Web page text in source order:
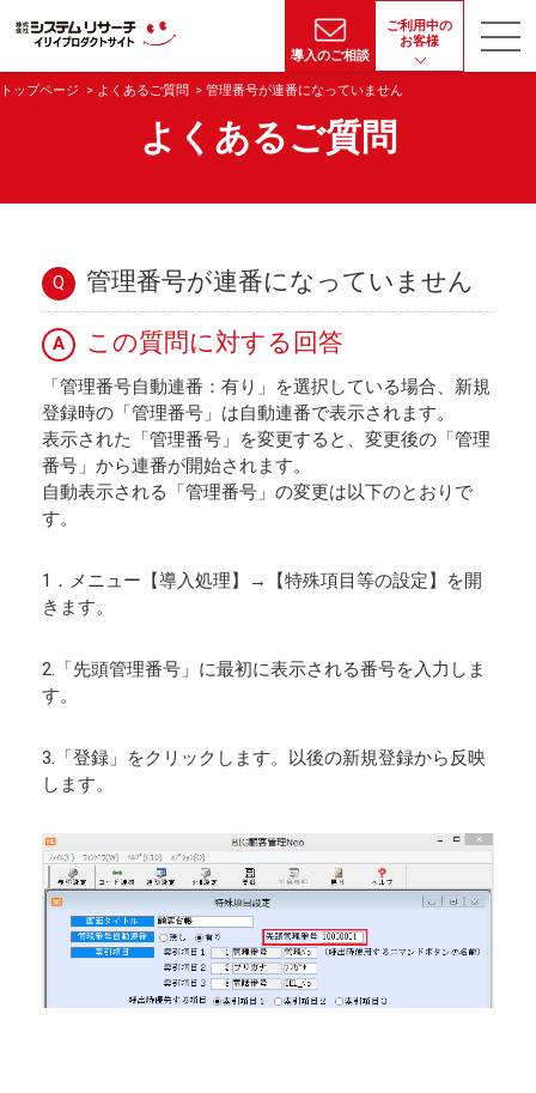
導入のご相談
ご利用中の
お客様
トップページ よくあるご質問 管理番号が連番になっていません
よくあるご質問
Q 管理番号が連番になっていません
A この質問に対する回答
「管理番号自動連番：有り」を選択している場合、新規
登録時の「管理番号」は自動連番で表示されます。
表示された「管理番号」を変更すると、変更後の「管理
番号」から連番が開始されます。
自動表示される「管理番号」の変更は以下のとおりで
す。
1．メニュー【導入処理】→【特殊項目等の設定】を開
きます。
2.「先頭管理番号」に最初に表示される番号を入力しま
す。
3.「登録」をクリックします。以後の新規登録から反映
します。